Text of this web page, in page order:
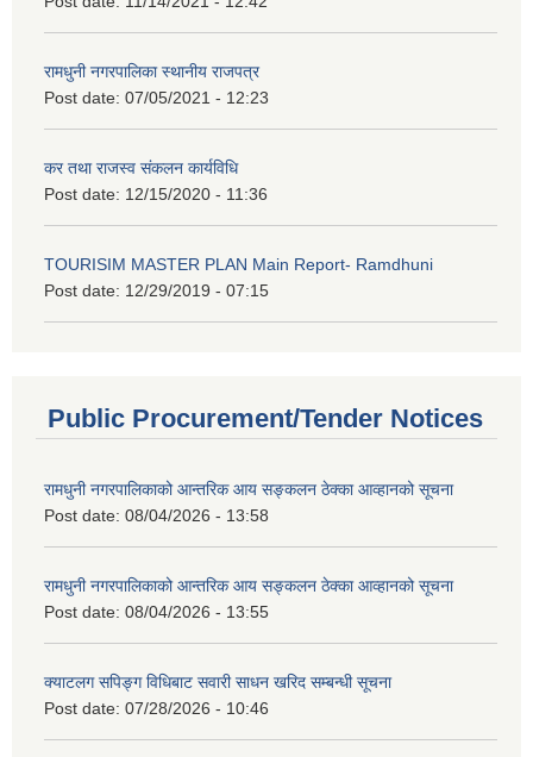
रामधुनी नगरपालिका स्थानीय राजपत्र
Post date: 07/05/2021 - 12:23
कर तथा राजस्व संकलन कार्यविधि
Post date: 12/15/2020 - 11:36
TOURISIM MASTER PLAN Main Report- Ramdhuni
Post date: 12/29/2019 - 07:15
Public Procurement/Tender Notices
रामधुनी नगरपालिकाको आन्तरिक आय सङ्कलन ठेक्का आव्हानको सूचना
Post date: 08/04/2026 - 13:58
रामधुनी नगरपालिकाको आन्तरिक आय सङ्कलन ठेक्का आव्हानको सूचना
Post date: 08/04/2026 - 13:55
क्याटलग सपिङ्ग विधिबाट सवारी साधन खरिद सम्बन्धी सूचना
Post date: 07/28/2026 - 10:46